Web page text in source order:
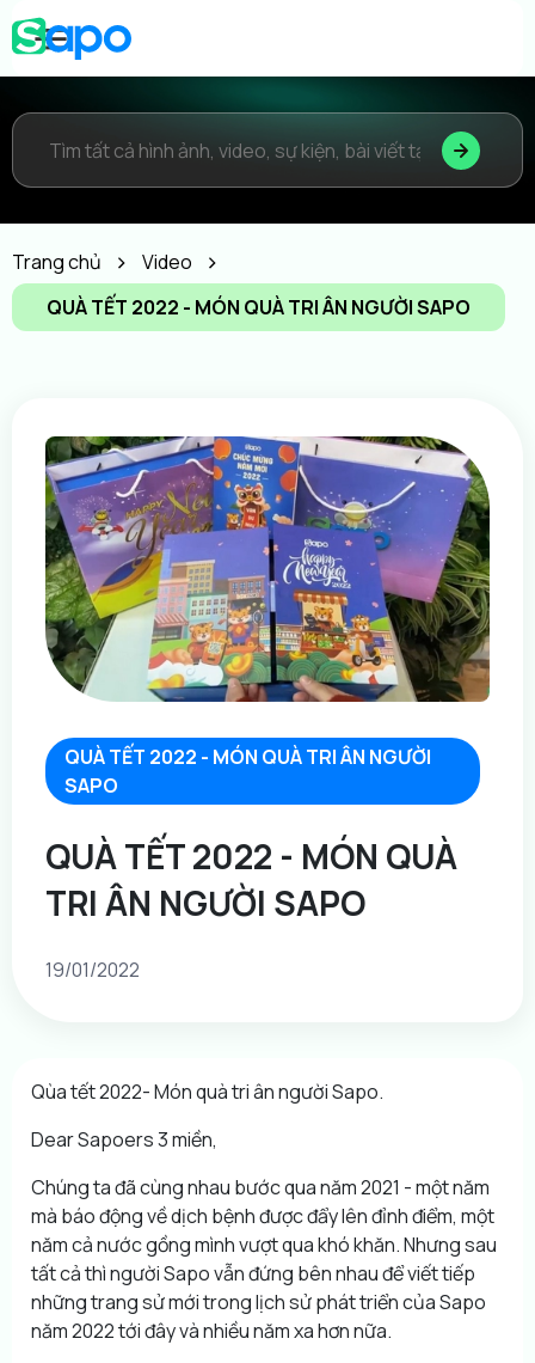
Trang chủ
Video
QUÀ TẾT 2022 - MÓN QUÀ TRI ÂN NGƯỜI SAPO
QUÀ TẾT 2022 - MÓN QUÀ TRI ÂN NGƯỜI
SAPO
QUÀ TẾT 2022 - MÓN QUÀ
TRI ÂN NGƯỜI SAPO
19/01/2022
Qùa tết 2022- Món quà tri ân người Sapo.
Dear Sapoers 3 miền,
Chúng ta đã cùng nhau bước qua năm 2021 - một năm
mà báo động về dịch bệnh được đẩy lên đỉnh điểm, một
năm cả nước gồng mình vượt qua khó khăn. Nhưng sau
tất cả thì người Sapo vẫn đứng bên nhau để viết tiếp
những trang sử mới trong lịch sử phát triển của Sapo
năm 2022 tới đây và nhiều năm xa hơn nữa.